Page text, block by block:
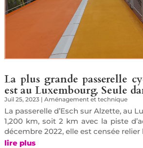
La plus grande passerelle
est au Luxembourg. Seule
Juil 25, 2023| Aménagement et technique
La passerelle d’Esch sur Alzette, au
1,200 km, soit 2 km avec la piste
décembre 2022, elle est censée relier
lire plus